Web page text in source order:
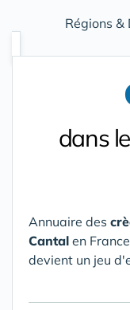
Régions
dans
Annuaire des
Cantal en
devient un jeu